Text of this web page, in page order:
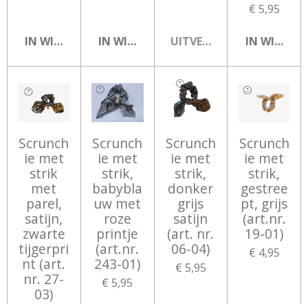
IN WINKELWAGENIN WINKELWAGENUITVERKOCHT
€ 5,95
IN
Scrunch
ie met
strik
met
parel,
satijn,
zwarte
tijgerpri
nt (art.
nr. 27-
03)
Scrunch
ie met
strik,
babybla
uw met
roze
printje
(art.nr.
243-01)
€ 5,95
Scrunch
ie met
strik,
donker
grijs
satijn
(art. nr.
06-04)
€ 5,95
Scrunch
ie met
strik,
gestree
pt, grijs
(art.nr.
19-01)
€ 4,95